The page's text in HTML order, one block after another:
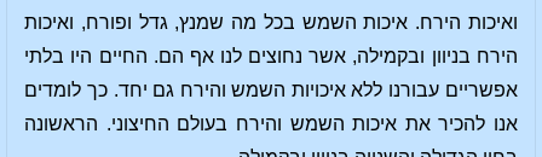
ואיכות הירח. איכות השמש בכל מה שמנץ, גדל ופורח, ואיכות
הירח בניוון ובקמילה, אשר נחוצים לנו אף הם. החיים היו בלתי
אפשריים עבורנו ללא איכויות השמש והירח גם יחד. כך לומדים
אנו להכיר את איכות השמש והירח בעולם החיצוני. הראשונה